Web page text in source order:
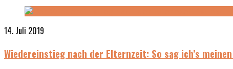
14. Juli 2019
Wiedereinstieg nach der Elternzeit: So sag ich’s